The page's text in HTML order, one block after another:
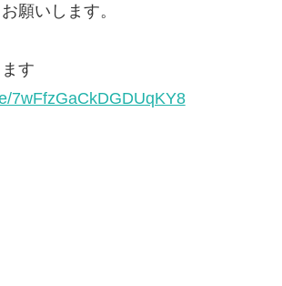
願いします。
す
7wFfzGaCkDGDUqKY8